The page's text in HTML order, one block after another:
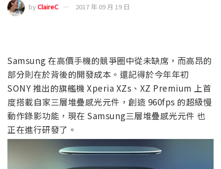
byClaireC 2017 年 09 月 19 日
Samsung 在高價手機的競爭圈中從未缺席，而高昂的
部分則在於背後的開發成本。還記得於今年年初
SONY 推出的旗艦機 Xperia XZs、XZ Premium 上首
度搭載自家三層堆疊感光元件，創造 960fps 的超級慢
動作錄影功能，現在 Samsung三層堆疊感光元件 也
正在進行研發了。